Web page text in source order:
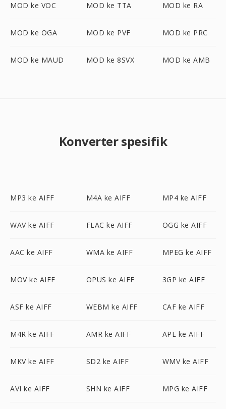
MOD ke VOC MOD ke TTA MOD ke RA
MOD ke OGA MOD ke PVF MOD ke PRC
MOD ke MAUD MOD ke 8SVX MOD ke AMB
Konverter spesifik
MP3 ke AIFF M4A ke AIFF MP4 ke AIFF
WAV ke AIFF FLAC ke AIFF OGG ke AIFF
AAC ke AIFF WMA ke AIFF MPEG ke AIFF
MOV ke AIFF OPUS ke AIFF 3GP ke AIFF
ASF ke AIFF WEBM ke AIFF CAF ke AIFF
M4R ke AIFF AMR ke AIFF APE ke AIFF
MKV ke AIFF SD2 ke AIFF WMV ke AIFF
AVI ke AIFF SHN ke AIFF MPG ke AIFF